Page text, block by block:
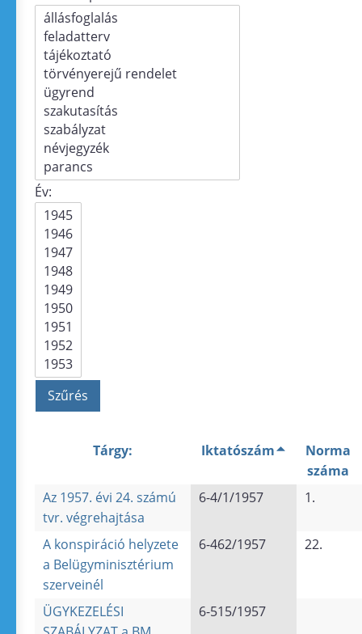
Év:
Tárgy: Iktatószám
Norma
száma
Az 1957. évi 24. számú
tvr. végrehajtása
6-4/1/1957 1.
A konspiráció helyzete
a Belügyminisztérium
szerveinél
6-462/1957 22.
ÜGYKEZELÉSI
6-515/1957